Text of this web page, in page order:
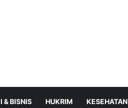
& BISNIS HUKRIM KESEHATAN